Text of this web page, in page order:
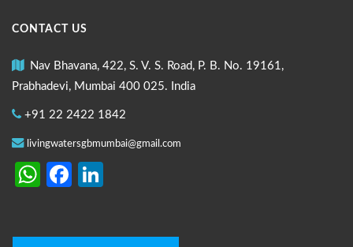
CONTACT US
Nav Bhavana, 422, S. V. S. Road, P. B. No. 19161,
Prabhadevi, Mumbai 400 025. India
+91 22 2422 1842
livingwatersgbmumbai@gmail.com
WhatsApp
Facebook